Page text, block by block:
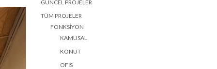
GÜNCEL PROJELER
TÜM PROJELER
FONKSIYON
KAMUSAL
KONUT
OFIS